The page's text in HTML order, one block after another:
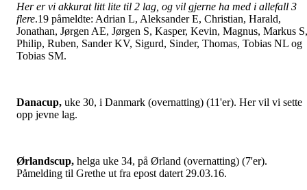
Her er vi akkurat litt lite til 2 lag, og vil gjerne ha med i allefall 3
flere.19 påmeldte: Adrian L, Aleksander E, Christian, Harald,
Jonathan, Jørgen AE, Jørgen S, Kasper, Kevin, Magnus, Markus S,
Philip, Ruben, Sander KV, Sigurd, Sinder, Thomas, Tobias NL og
Tobias SM.
Danacup, uke 30, i Danmark (overnatting) (11'er). Her vil vi sette
opp jevne lag.
Ørlandscup, helga uke 34, på Ørland (overnatting) (7'er).
Påmelding til Grethe ut fra epost datert 29.03.16.